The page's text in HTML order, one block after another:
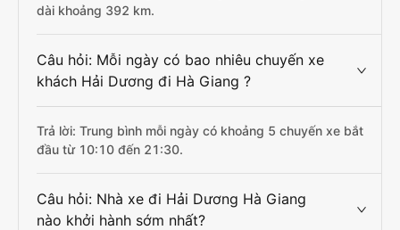
dài khoảng 392 km.
Câu hỏi: Mỗi ngày có bao nhiêu chuyến xe
khách Hải Dương đi Hà Giang ?
Trả lời: Trung bình mỗi ngày có khoảng 5 chuyến xe bắt
đầu từ 10:10 đến 21:30.
Câu hỏi: Nhà xe đi Hải Dương Hà Giang
nào khởi hành sớm nhất?